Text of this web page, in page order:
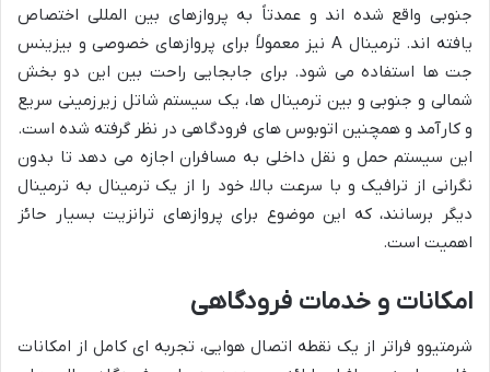
جنوبی واقع شده اند و عمدتاً به پروازهای بین المللی اختصاص
یافته اند. ترمینال A نیز معمولاً برای پروازهای خصوصی و بیزینس
جت ها استفاده می شود. برای جابجایی راحت بین این دو بخش
شمالی و جنوبی و بین ترمینال ها، یک سیستم شاتل زیرزمینی سریع
و کارآمد و همچنین اتوبوس های فرودگاهی در نظر گرفته شده است.
این سیستم حمل و نقل داخلی به مسافران اجازه می دهد تا بدون
نگرانی از ترافیک و با سرعت بالا، خود را از یک ترمینال به ترمینال
دیگر برسانند، که این موضوع برای پروازهای ترانزیت بسیار حائز
اهمیت است.
امکانات و خدمات فرودگاهی
شرمتیوو فراتر از یک نقطه اتصال هوایی، تجربه ای کامل از امکانات